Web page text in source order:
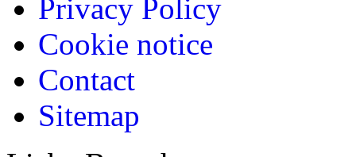
Privacy Policy
Cookie notice
Contact
Sitemap